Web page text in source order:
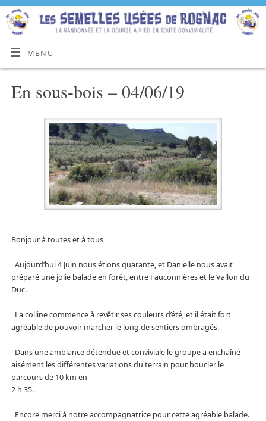
MENU
En sous-bois – 04/06/19
Bonjour à toutes et à tous
Aujourd’hui 4 Juin nous étions quarante, et Danielle nous avait
préparé une jolie balade en forêt, entre Fauconnières et le Vallon du
Duc.
La colline commence à revêtir ses couleurs d’été, et il était fort
agréable de pouvoir marcher le long de sentiers ombragés.
Dans une ambiance détendue et conviviale le groupe a enchaîné
aisément les différentes variations du terrain pour boucler le
parcours de 10 km en
2 h 35.
Encore merci à notre accompagnatrice pour cette agréable balade.